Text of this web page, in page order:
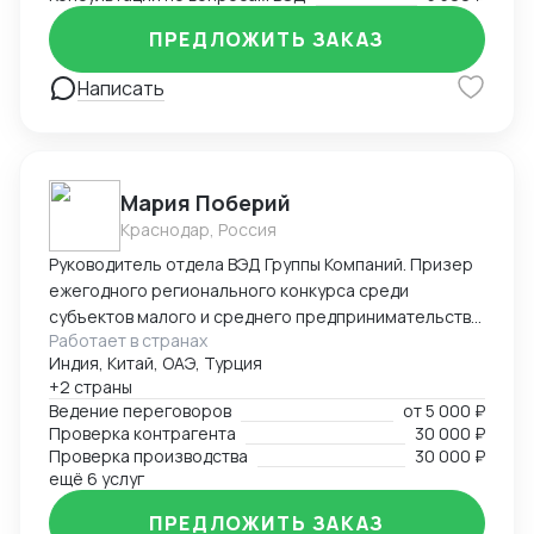
Написать
ПРЕДЛОЖИТЬ ЗАКАЗ
Мария Поберий
Краснодар, Россия
Руководитель отдела ВЭД Группы Компаний. Призер
ежегодного регионального конкурса среди
субъектов малого и среднего предпринимательства
«Экспортер года» в Краснодарском крае. 17 лет в
импорте, экспорте, белом ВЭД. Более 25 000 часов
успешных переговоров онлайн и офлайн, устных и
письменных с поставщиками и потенциальными
Покупателями на английском языке. В портфеле
опыт успешных переговоров с крупнейшими
заводами бытовой техники Китая, Турции на уровне
первых лиц: AUX, Hisence, Haier, Changhong, MBO,
Работает в странах
Индия, Китай, ОАЭ, Турция
+2 страны
Ведение переговоров
от5 000 ₽
Проверка контрагента
30 000 ₽
Проверка производства
30 000 ₽
ещё 6 услуг
ПРЕДЛОЖИТЬ ЗАКАЗ